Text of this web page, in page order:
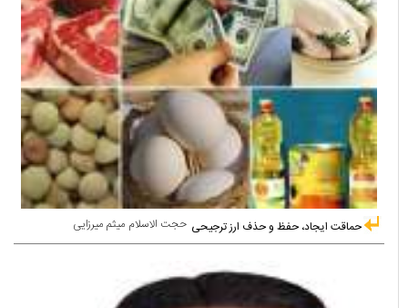
حجت الاسلام میثم میرزایی حماقت ایجاد، حفظ و حذف ارز ترجیحی